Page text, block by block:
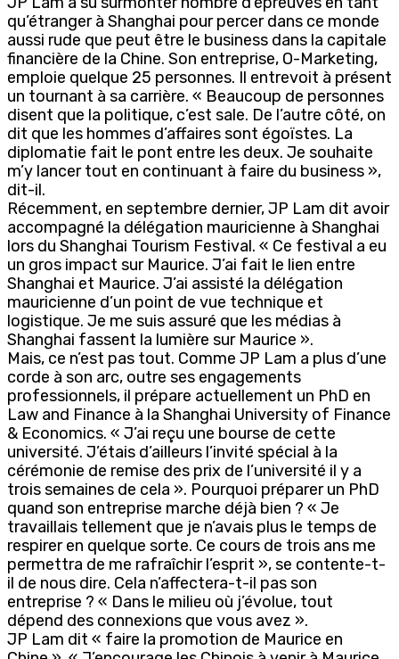
qu’étranger à Shanghai pour percer dans ce monde
aussi rude que peut être le business dans la capitale
financière de la Chine. Son entreprise, O-Marketing,
emploie quelque 25 personnes. Il entrevoit à présent
un tournant à sa carrière. « Beaucoup de personnes
disent que la politique, c’est sale. De l’autre côté, on
dit que les hommes d’affaires sont égoïstes. La
diplomatie fait le pont entre les deux. Je souhaite
m’y lancer tout en continuant à faire du business »,
dit-il.
Récemment, en septembre dernier, JP Lam dit avoir
accompagné la délégation mauricienne à Shanghai
lors du Shanghai Tourism Festival. « Ce festival a eu
un gros impact sur Maurice. J’ai fait le lien entre
Shanghai et Maurice. J’ai assisté la délégation
mauricienne d’un point de vue technique et
logistique. Je me suis assuré que les médias à
Shanghai fassent la lumière sur Maurice ».
Mais, ce n’est pas tout. Comme JP Lam a plus d’une
corde à son arc, outre ses engagements
professionnels, il prépare actuellement un PhD en
Law and Finance à la Shanghai University of Finance
& Economics. « J’ai reçu une bourse de cette
université. J’étais d’ailleurs l’invité spécial à la
cérémonie de remise des prix de l’université il y a
trois semaines de cela ». Pourquoi préparer un PhD
quand son entreprise marche déjà bien ? « Je
travaillais tellement que je n’avais plus le temps de
respirer en quelque sorte. Ce cours de trois ans me
permettra de me rafraîchir l’esprit », se contente-t-
il de nous dire. Cela n’affectera-t-il pas son
entreprise ? « Dans le milieu où j’évolue, tout
dépend des connexions que vous avez ».
JP Lam dit « faire la promotion de Maurice en